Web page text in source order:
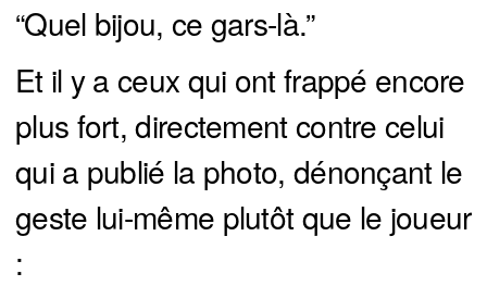
“Quel bijou, ce gars-là.”
Et il y a ceux qui ont frappé encore
plus fort, directement contre celui
qui a publié la photo, dénonçant le
geste lui-même plutôt que le joueur
: